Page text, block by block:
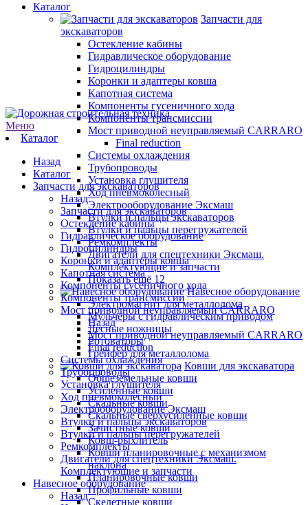
Каталог
Запчасти для
экскаваторов
Остекление кабины
Гидравлическое оборудование
Гидроцилиндры
Коронки и адаптеры ковша
Капотная система
Компоненты гусеничного хода
Компоненты трансмиссии
Мост приводной неуправляемый CARRARO
Final reduction
Системы охлаждения
Трубопроводы
Установка глушителя
Ход пневмоколесный
Электрооборудование Эксмаш
Втулки и пальцы экскаваторов
Втулки и пальцы перегружателей
Ремкомплекты
Двигатели для спецтехники Эксмаш.
Комплектующие и запчасти
Показать ещё 12
Навесное оборудование
Электромагнит для металлолома
Мульчеры с гидравлическим приводом
Лесные ножницы
Ротоваторы
Грейфер для металлолома
Ковши для экскаватора
Общеземельные ковши
Усиленные ковши
Скальные ковши
Скальные сверхусиленные ковши
Зачистные ковши
Ковш-рыхлитель
Ковши планировочные с механизмом
наклона
Планировочные ковши
Профильные ковши
Скелетные ковши
Меню
Каталог
Назад
Каталог
Запчасти для экскаваторов
Назад
Запчасти для экскаваторов
Остекление кабины
Гидравлическое оборудование
Гидроцилиндры
Коронки и адаптеры ковша
Капотная система
Компоненты гусеничного хода
Компоненты трансмиссии
Мост приводной неуправляемый CARRARO
Назад
Мост приводной неуправляемый CARRARO
Final reduction
Системы охлаждения
Трубопроводы
Установка глушителя
Ход пневмоколесный
Электрооборудование Эксмаш
Втулки и пальцы экскаваторов
Втулки и пальцы перегружателей
Ремкомплекты
Двигатели для спецтехники Эксмаш.
Комплектующие и запчасти
Навесное оборудование
Назад